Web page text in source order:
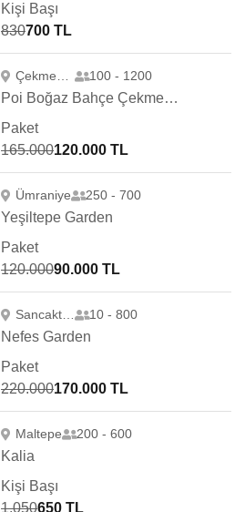
Kişi Başı
830700 TL
100 - 1200
Poi Boğaz Bahçe Çekmeköy
Paket
165.000120.000 TL
Ümraniye 250 - 700
Yeşiltepe Garden
Paket
120.00090.000 TL
Sancaktepe 10 - 800
Nefes Garden
Paket
220.000170.000 TL
Maltepe 200 - 600
Kalia
Kişi Başı
1.050650 TL